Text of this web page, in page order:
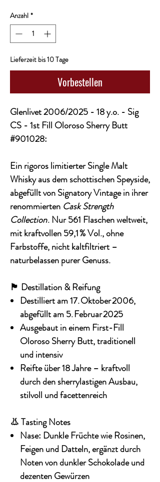
pro
1
Liter
Anzahl *
Lieferzeit bis 10 Tage
Vorbestellen
Glenlivet 2006/2025 - 18 y.o. - Sig
CS - 1st Fill Oloroso Sherry Butt
#901028:
Ein rigoros limitierterSingle Malt
Whiskyaus dem schottischen Speyside,
abgefüllt vonSignatory Vintagein ihrer
renommierten Cask Strength
Collection. Nur561 Flaschen weltweit,
mit kraftvollen59,1 % Vol., ohne
Farbstoffe, nicht kaltfiltriert –
naturbelassen purer Genuss.
🏴 Destillation & Reifung
Destilliertam 17. Oktober 2006,
abgefülltam 5. Februar 2025
Ausgebaut in einemFirst-Fill
Oloroso Sherry Butt, traditionell
und intensiv
Reifte über 18 Jahre – kraftvoll
durch den sherrylastigen Ausbau,
stilvoll und facettenreich
👃 Tasting Notes
Nase: Dunkle Früchte wie Rosinen,
Feigen und Datteln, ergänzt durch
Noten von dunkler Schokolade und
dezenten Gewürzen